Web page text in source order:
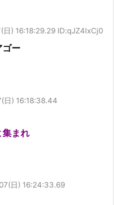
日) 16:18:29.29 ID:qJZ4lxCj0
ゴー
日) 16:18:38.44
集まれ
日) 16:24:33.69